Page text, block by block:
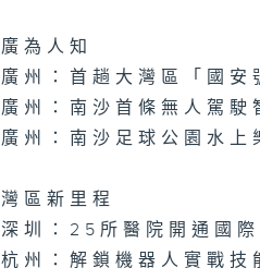
廣為人知
廣州：首趟大灣區「國安
廣州：南沙首條無人駕駛
廣州：南沙足球公園水上
灣區新里程
深圳：25所醫院開通國
杭州：解鎖機器人實戰技